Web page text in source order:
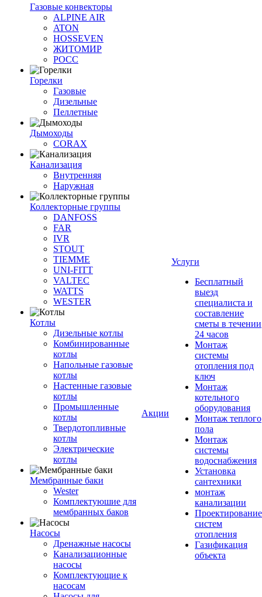
Газовые конвекторы
ALPINE AIR
ATON
HOSSEVEN
ЖИТОМИР
РОСС
Горелки
Газовые
Дизельные
Пеллетные
Дымоходы
CORAX
Канализация
Внутренняя
Наружная
Коллекторные группы
DANFOSS
FAR
IVR
STOUT
TIEMME
UNI-FITT
VALTEC
WATTS
WESTER
Котлы
Дизельные котлы
Комбинированные
котлы
Напольные газовые
котлы
Настенные газовые
котлы
Промышленные
котлы
Твердотопливные
котлы
Электрические
котлы
Мембранные баки
Wester
Комплектуюшие для
мембранных баков
Насосы
Дренажные насосы
Канализационные
насосы
Комплектующие к
насосам
Акции
Услуги
Бесплатный
выезд
специалиста и
составление
сметы в течении
24 часов
Монтаж
системы
отопления под
ключ
Монтаж
котельного
оборудования
Монтаж теплого
пола
Монтаж
системы
водоснабжения
Установка
сантехники
монтаж
канализации
Проектирование
систем
отопления
Газификация
объекта